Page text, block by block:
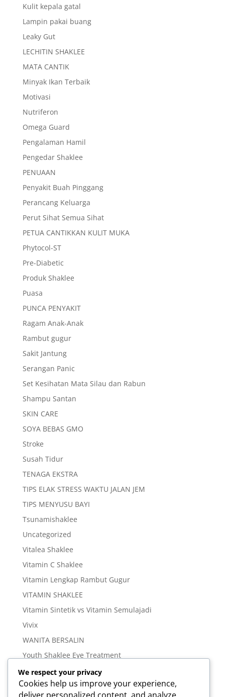
Kulit kepala gatal
Lampin pakai buang
Leaky Gut
LECHITIN SHAKLEE
MATA CANTIK
Minyak Ikan Terbaik
Motivasi
Nutriferon
Omega Guard
Pengalaman Hamil
Pengedar Shaklee
PENUAAN
Penyakit Buah Pinggang
Perancang Keluarga
Perut Sihat Semua Sihat
PETUA CANTIKKAN KULIT MUKA
Phytocol-ST
Pre-Diabetic
Produk Shaklee
Puasa
PUNCA PENYAKIT
Ragam Anak-Anak
Rambut gugur
Sakit Jantung
Serangan Panic
Set Kesihatan Mata Silau dan Rabun
Shampu Santan
SKIN CARE
SOYA BEBAS GMO
Stroke
Susah Tidur
TENAGA EKSTRA
TIPS ELAK STRESS WAKTU JALAN JEM
TIPS MENYUSU BAYI
Tsunamishaklee
Uncategorized
Vitalea Shaklee
Vitamin C Shaklee
Vitamin Lengkap Rambut Gugur
VITAMIN SHAKLEE
Vitamin Sintetik vs Vitamin Semulajadi
Vivix
WANITA BERSALIN
Youth Shaklee Eye Treatment
YOUTH SKIN CARE SERIES
We respect your privacy
Cookies help us improve your experience,